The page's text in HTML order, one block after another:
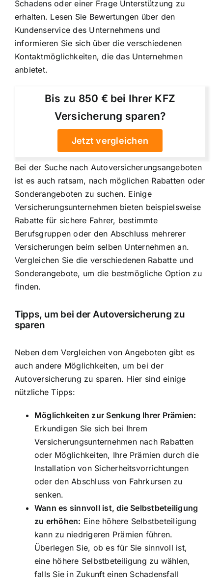
Schadens oder einer Frage Unterstützung zu
erhalten. Lesen Sie Bewertungen über den
Kundenservice des Unternehmens und
informieren Sie sich über die verschiedenen
Kontaktmöglichkeiten, die das Unternehmen
anbietet.
Bis zu 850 € bei Ihrer KFZ
Versicherung sparen?
Jetzt vergleichen
Bei der Suche nach Autoversicherungsangeboten
ist es auch ratsam, nach möglichen Rabatten oder
Sonderangeboten zu suchen. Einige
Versicherungsunternehmen bieten beispielsweise
Rabatte für sichere Fahrer, bestimmte
Berufsgruppen oder den Abschluss mehrerer
Versicherungen beim selben Unternehmen an.
Vergleichen Sie die verschiedenen Rabatte und
Sonderangebote, um die bestmögliche Option zu
finden.
Tipps, um bei der Autoversicherung zu
sparen
Neben dem Vergleichen von Angeboten gibt es
auch andere Möglichkeiten, um bei der
Autoversicherung zu sparen. Hier sind einige
nützliche Tipps:
Möglichkeiten zur Senkung Ihrer Prämien:
Erkundigen Sie sich bei Ihrem
Versicherungsunternehmen nach Rabatten
oder Möglichkeiten, Ihre Prämien durch die
Installation von Sicherheitsvorrichtungen
oder den Abschluss von Fahrkursen zu
senken.
Wann es sinnvoll ist, die Selbstbeteiligung
zu erhöhen: Eine höhere Selbstbeteiligung
kann zu niedrigeren Prämien führen.
Überlegen Sie, ob es für Sie sinnvoll ist,
eine höhere Selbstbeteiligung zu wählen,
falls Sie in Zukunft einen Schadensfall